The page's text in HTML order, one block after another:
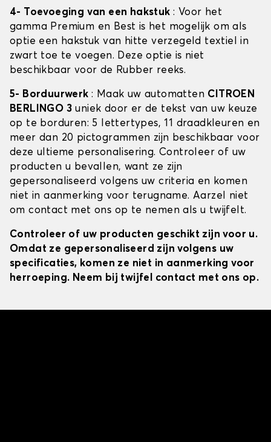
4- Toevoeging van een hakstuk : Voor het
gamma Premium en Best is het mogelijk om als
optie een hakstuk van hitte verzegeld textiel in
zwart toe te voegen. Deze optie is niet
beschikbaar voor de Rubber reeks.
5- Borduurwerk : Maak uw automatten CITROEN
BERLINGO 3 uniek door er de tekst van uw keuze
op te borduren: 5 lettertypes, 11 draadkleuren en
meer dan 20 pictogrammen zijn beschikbaar voor
deze ultieme personalisering. Controleer of uw
producten u bevallen, want ze zijn
gepersonaliseerd volgens uw criteria en komen
niet in aanmerking voor terugname. Aarzel niet
om contact met ons op te nemen als u twijfelt.
Controleer of uw producten geschikt zijn voor u.
Omdat ze gepersonaliseerd zijn volgens uw
specificaties, komen ze niet in aanmerking voor
herroeping. Neem bij twijfel contact met ons op.